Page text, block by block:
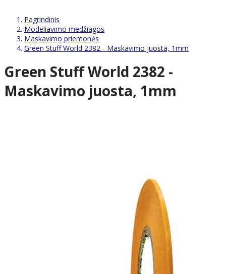
Pagrindinis
Modeliavimo medžiagos
Maskavimo priemonės
Green Stuff World 2382 - Maskavimo juosta, 1mm
Green Stuff World 2382 -
Maskavimo juosta, 1mm